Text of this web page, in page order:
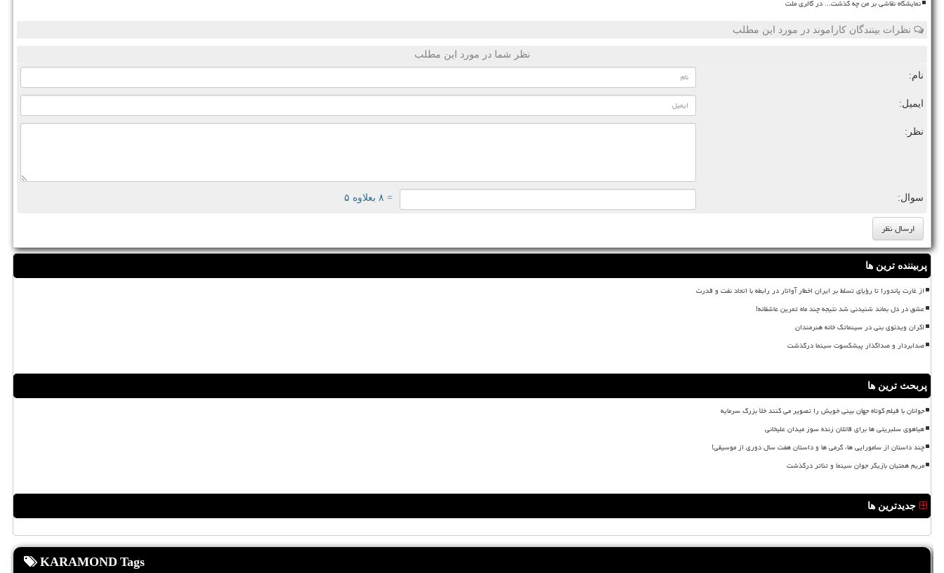
نمایشگاه نقاشی بر من چه گذشت... در گالری ملت
نظرات بینندگان کاراموند در مورد این مطلب
نظر شما در مورد این مطلب
نام:
ایمیل:
نظر:
سوال: = ۸ بعلاوه ۵
پربیننده ترین ها
از غارت پاندورا تا رؤیای تسلط بر ایران اخطار آواتار در رابطه با اتحاد نفت و قدرت
عشق در دل بماند شنیدنی شد نتیجه چند ماه تمرین عاشقانه!
اکران ویدئوی بنی در سینماتک خانه هنرمندان
صدابردار و صداگذار پیشکسوت سینما درگذشت
پربحث ترین ها
جوانان با فیلم کوتاه جهان بینی خویش را تصویر می کنند خلأ بزرگ سرمایه
هیاهوی سلبریتی ها برای قاتلان زنده سوز میدان علیخانی
چند داستان از سامورایی ها، گرمی ها و داستان هفت سال دوری از موسیقی!
مریم همتیان بازیگر جوان سینما و تئاتر درگذشت
جدیدترین ها
KARAMOND Tags